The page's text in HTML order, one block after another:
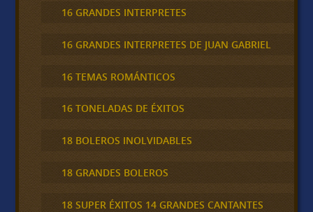
16 GRANDES INTERPRETES
16 GRANDES INTERPRETES DE JUAN GABRIEL
16 TEMAS ROMÁNTICOS
16 TONELADAS DE ÉXITOS
18 BOLEROS INOLVIDABLES
18 GRANDES BOLEROS
18 SUPER ÉXITOS 14 GRANDES CANTANTES